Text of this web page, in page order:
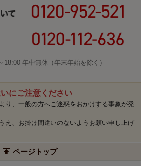
18:00 年中無休（年末年始を除く）
にご注意ください
り、一般の方へご迷惑をおかけする事象が発
え、お掛け間違いのないようお願い申し上げ
ページトップ